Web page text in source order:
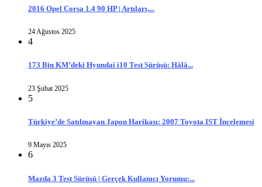
2016 Opel Corsa 1.4 90 HP | Artıları,...
24 Ağustos 2025
4
173 Bin KM’deki Hyundai i10 Test Sürüşü: Hâlâ...
23 Şubat 2025
5
Türkiye’de Satılmayan Japon Harikası: 2007 Toyota IST İncelemesi
9 Mayıs 2025
6
Mazda 3 Test Sürüşü | Gerçek Kullanıcı Yorumu:...